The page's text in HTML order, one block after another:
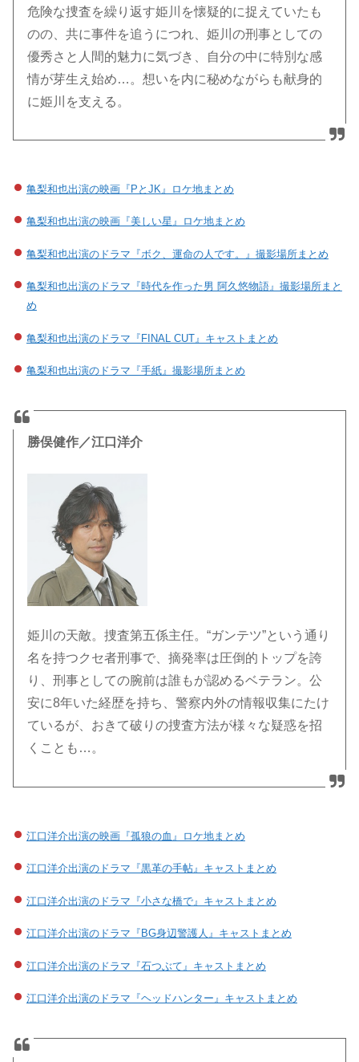
危険な捜査を繰り返す姫川を懐疑的に捉えていたも
のの、共に事件を追うにつれ、姫川の刑事としての
優秀さと人間的魅力に気づき、自分の中に特別な感
情が芽生え始め…。想いを内に秘めながらも献身的
に姫川を支える。
亀梨和也出演の映画『PとJK』ロケ地まとめ
亀梨和也出演の映画『美しい星』ロケ地まとめ
亀梨和也出演のドラマ『ボク、運命の人です。』撮影場所まとめ
亀梨和也出演のドラマ『時代を作った男 阿久悠物語』撮影場所まと
め
亀梨和也出演のドラマ『FINAL CUT』キャストまとめ
亀梨和也出演のドラマ『手紙』撮影場所まとめ
勝俣健作／江口洋介
姫川の天敵。捜査第五係主任。“ガンテツ”という通り
名を持つクセ者刑事で、摘発率は圧倒的トップを誇
り、刑事としての腕前は誰もが認めるベテラン。公
安に8年いた経歴を持ち、警察内外の情報収集にたけ
ているが、おきて破りの捜査方法が様々な疑惑を招
くことも…。
江口洋介出演の映画『孤狼の血』ロケ地まとめ
江口洋介出演のドラマ『黒革の手帖』キャストまとめ
江口洋介出演のドラマ『小さな橋で』キャストまとめ
江口洋介出演のドラマ『BG身辺警護人』キャストまとめ
江口洋介出演のドラマ『石つぶて』キャストまとめ
江口洋介出演のドラマ『ヘッドハンター』キャストまとめ